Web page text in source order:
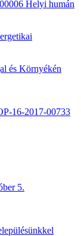
Helyi humán
és Környékén
16-2017-00733
5.